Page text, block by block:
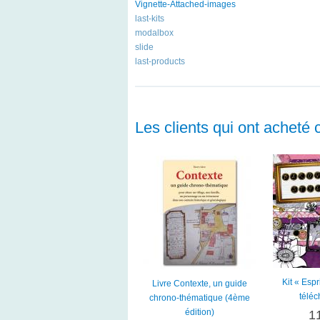
Vignette-Attached-images
last-kits
modalbox
slide
last-products
Les clients qui ont acheté
Livre Contexte, un guide
chrono-thématique (4ème
édition)
Kit «